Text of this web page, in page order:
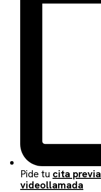
Pide tu cita previa
videollamada